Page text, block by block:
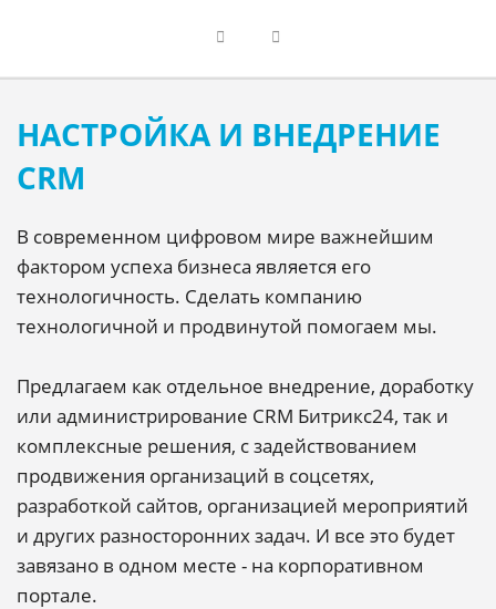
НАСТРОЙКА И ВНЕДРЕНИЕ
CRM
В современном цифровом мире важнейшим
фактором успеха бизнеса является его
технологичность. Сделать компанию
технологичной и продвинутой помогаем мы.
Предлагаем как отдельное внедрение, доработку
или администрирование CRM Битрикс24, так и
комплексные решения, с задействованием
продвижения организаций в соцсетях,
разработкой сайтов, организацией мероприятий
и других разносторонних задач. И все это будет
завязано в одном месте - на корпоративном
портале.